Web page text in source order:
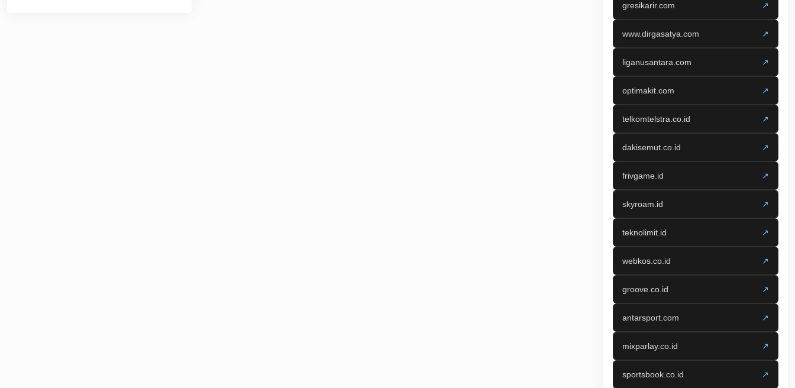
gresikarir.com ↗
www.dirgasatya.com ↗
liganusantara.com ↗
optimakit.com ↗
telkomtelstra.co.id ↗
dakisemut.co.id ↗
frivgame.id ↗
skyroam.id ↗
teknolimit.id ↗
webkos.co.id ↗
groove.co.id ↗
antarsport.com ↗
mixparlay.co.id ↗
sportsbook.co.id ↗